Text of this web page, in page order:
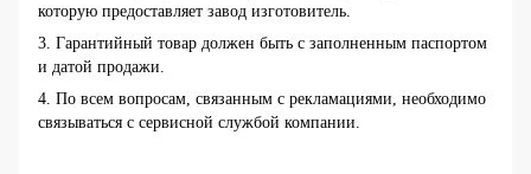
которую предоставляет завод изготовитель.
3. Гарантийный товар должен быть с заполненным паспортом
и датой продажи.
4. По всем вопросам, связанным с рекламациями, необходимо
связываться с сервисной службой компании.